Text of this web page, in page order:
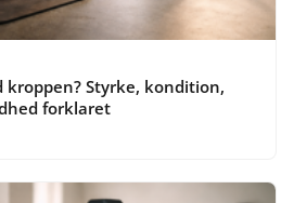
kroppen? Styrke, kondition,
forklaret